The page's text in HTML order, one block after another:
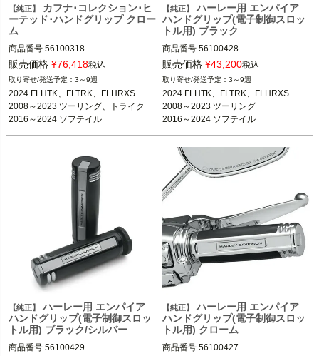
【純正】
カフナ･コレクション･ヒ
ーテッド･ハンドグリップ クロー
ム
商品番号 56100318
2016～2017 FXDLS
2024 FLHTK、FLTRK、FLHRXS
2008～2023 FLHX、FLHT、FLTR、F
LHR、トライク
※CVOは不可
Harley Davidson（ハーレー ダビッド
販売価格 ¥76,418税込
3～9週
2024 FLHTK、FLTRK、FLHRXS
2008～2023 ツーリング、トライク
2016～2024 ソフテイル
【純正】
ハーレー用 エンパイア
ハンドグリップ(電子制御スロッ
トル用) ブラック
商品番号 56100428
販売価格 ¥43,200税込
3～9週
2024 FLHTK、FLTRK、FLHRXS
2008～2023 ツーリング
2016～2024 ソフテイル
2014～2024 トライク
【純正】
ハーレー用 エンパイア
ハンドグリップ(電子制御スロッ
トル用) ブラック/シルバー
商品番号 56100429
【純正】
ハーレー用 エンパイア
ハンドグリップ(電子制御スロッ
トル用) クローム
商品番号 56100427